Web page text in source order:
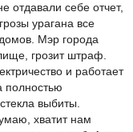
отдавали себе отчет,
урагана все
Мэр города
грозит штраф.
и работает
полностью
выбиты.
хватит нам